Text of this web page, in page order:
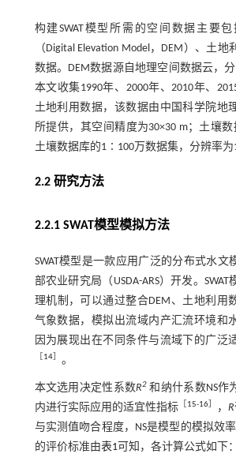
构建SWAT模型所需的空间数据主要
（Digital Elevation Model，DEM）、土
数据。DEM数据源自地理空间数据云，分
本文收集1990年、2000年、2010年、
土地利用数据，该数据由中国科学院地
所提供，其空间精度为30×30 m；土壤数
土壤数据库的1∶100万数据集，分辨率为1
2.2 研究方法
2.2.1 SWAT模型模拟方法
SWAT模型是一款应用广泛的分布式水文
部农业研究局（USDA-ARS）开发。
理机制，可以通过整合DEM、土地利用
气象数据，模拟出流域内产汇流环境和
因为展现出在不同条件与流域下的广泛
14］ 。
本文选用决定性系数R2 和纳什系数NS作
内进行实际应用的适宜性指标
15-16 ，R
与实测值吻合程度，NS是模型的模拟效
的评价标准由表1可知，各计算公式如下：